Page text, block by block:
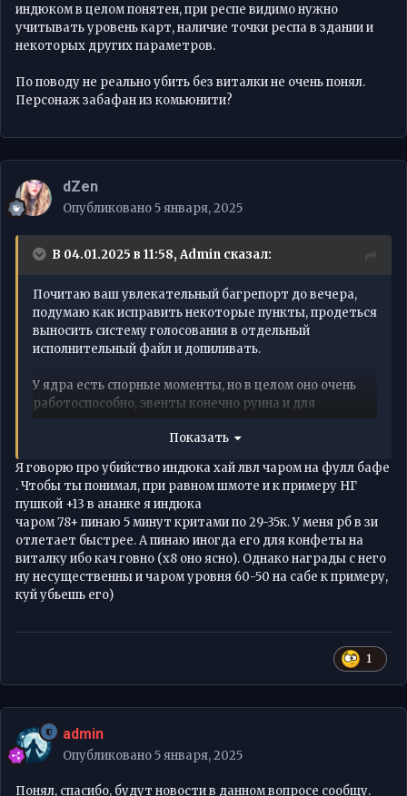
индюком в целом понятен, при респе видимо нужно
учитывать уровень карт, наличие точки респа в здании и
некоторых других параметров.
По поводу не реально убить без виталки не очень понял.
Персонаж забафан из комьюнити?
dZen
Опубликовано5 января, 2025
В 04.01.2025 в 11:58,Admin сказал:
Почитаю ваш увлекательный багрепорт до вечера,
подумаю как исправить некоторые пункты, продеться
выносить систему голосования в отдельный
исполнительный файл и допиливать.
У ядра есть спорные моменты, но в целом оно очень
работоспособно, эвенты конечно руина и для
экономики (экономика ахах на кривоработающем
сервере, ойвей) и для сервера в целом. Награды
нужно переделать, ивент с индюком в целом понятен,
при респе видимо нужно учитывать уровень карт,
наличие точки респа в здании и некоторых других
параметров.
По поводу не реально убить без виталки не очень
понял. Персонаж забафан из комьюнити?
Показать
Я говорю про убийство индюка хай лвл чаром на фулл бафе
. Чтобы ты понимал, при равном шмоте и к примеру НГ
пушкой +13 в ананке я индюка
чаром 78+ пинаю 5 минут критами по 29-35к. У меня рб в зи
отлетает быстрее. А пинаю иногда его для конфеты на
виталку ибо кач говно (х8 оно ясно). Однако награды с него
ну несущественны и чаром уровня 60-50 на сабе к примеру,
куй убьешь его)
1
admin
Опубликовано5 января, 2025
Понял, спасибо, будут новости в данном вопросе сообщу.